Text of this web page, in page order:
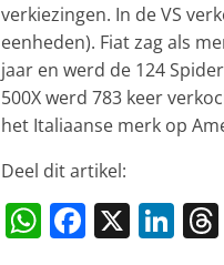
verkiezingen. In de VS
eenheden). Fiat zag als
jaar en werd de 124
500X werd 783 keer
het Italiaanse merk op
Deel dit artikel:
W F X Li